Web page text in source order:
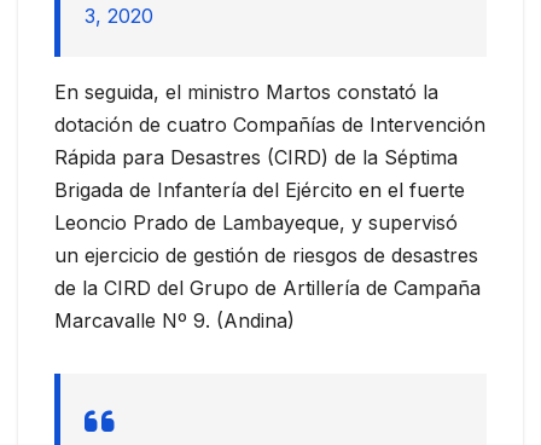
3, 2020
En seguida, el ministro Martos constató la
dotación de cuatro Compañías de Intervención
Rápida para Desastres (CIRD) de la Séptima
Brigada de Infantería del Ejército en el fuerte
Leoncio Prado de Lambayeque, y supervisó
un ejercicio de gestión de riesgos de desastres
de la CIRD del Grupo de Artillería de Campaña
Marcavalle Nº 9. (Andina)